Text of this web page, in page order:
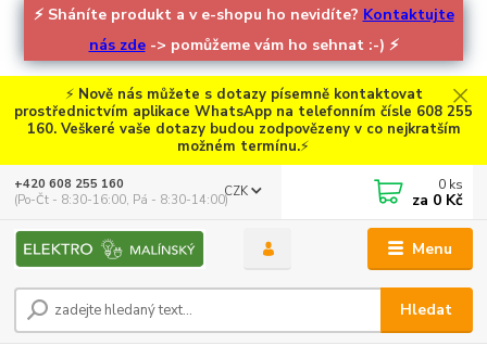
⚡ Sháníte produkt a v e-shopu ho nevidíte? Kontaktujte
nás zde-> pomůžeme vám ho sehnat :-) ⚡
⚡ Nově nás můžete s dotazy písemně kontaktovat
prostřednictvím aplikace WhatsApp na telefonním čísle 608 255
160. Veškeré vaše dotazy budou zodpovězeny v co nejkratším
možném termínu.⚡
Menu
CZK
Hledat
+420 608 255 160
(Po-Čt - 8:30-16:00, Pá - 8:30-14:00)
0 ks
za 0 Kč